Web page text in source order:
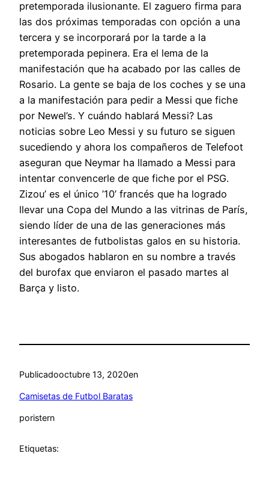
pretemporada ilusionante. El zaguero firma para
las dos próximas temporadas con opción a una
tercera y se incorporará por la tarde a la
pretemporada pepinera. Era el lema de la
manifestación que ha acabado por las calles de
Rosario. La gente se baja de los coches y se una
a la manifestación para pedir a Messi que fiche
por Newel’s. Y cuándo hablará Messi? Las
noticias sobre Leo Messi y su futuro se siguen
sucediendo y ahora los compañeros de Telefoot
aseguran que Neymar ha llamado a Messi para
intentar convencerle de que fiche por el PSG.
Zizou’ es el único ’10’ francés que ha logrado
llevar una Copa del Mundo a las vitrinas de París,
siendo líder de una de las generaciones más
interesantes de futbolistas galos en su historia.
Sus abogados hablaron en su nombre a través
del burofax que enviaron el pasado martes al
Barça y listo.
Publicadooctubre 13, 2020en
Camisetas de Futbol Baratas
poristern
Etiquetas: